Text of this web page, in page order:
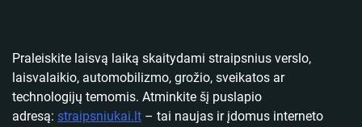
Praleiskite laisvą laiką skaitydami straipsnius verslo,
laisvalaikio, automobilizmo, grožio, sveikatos ar
technologijų temomis. Atminkite šį puslapio
adresą: straipsniukai.lt – tai naujas ir įdomus interneto